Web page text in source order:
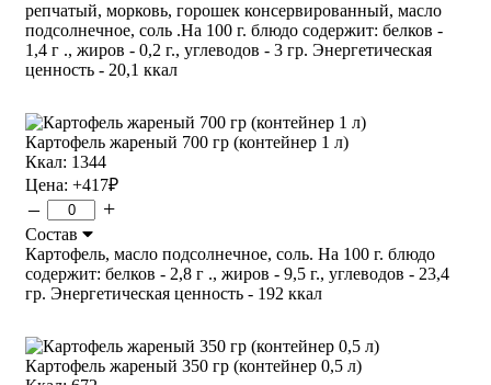
репчатый, морковь, горошек консервированный, масло
подсолнечное, соль .На 100 г. блюдо содержит: белков -
1,4 г ., жиров - 0,2 г., углеводов - 3 гр. Энергетическая
ценность - 20,1 ккал
Картофель жареный 700 гр (контейнер 1 л)
Ккал: 1344
Цена: +417₽
– +
Состав
Картофель, масло подсолнечное, соль. На 100 г. блюдо
содержит: белков - 2,8 г ., жиров - 9,5 г., углеводов - 23,4
гр. Энергетическая ценность - 192 ккал
Картофель жареный 350 гр (контейнер 0,5 л)